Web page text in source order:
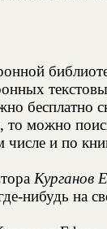
бесплатно
можно
и по
Курганов
нибудь на